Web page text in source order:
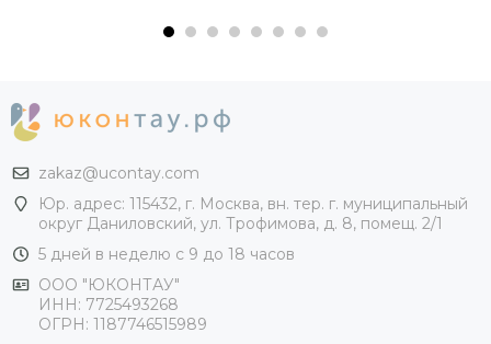
zakaz@ucontay.com
Юр. адрес: 115432, г. Москва, вн. тер. г. муниципальный
округ Даниловский, ул. Трофимова, д. 8, помещ. 2/1
5 дней в неделю с 9 до 18 часов
ООО "ЮКОНТАУ"
ИНН: 7725493268
ОГРН: 1187746515989